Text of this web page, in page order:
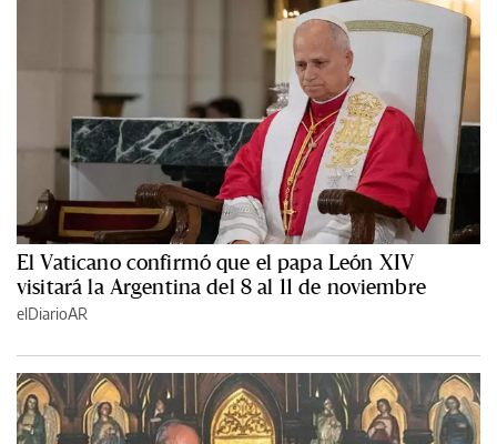
El Vaticano confirmó que el papa León XIV
visitará la Argentina del 8 al 11 de noviembre
elDiarioAR